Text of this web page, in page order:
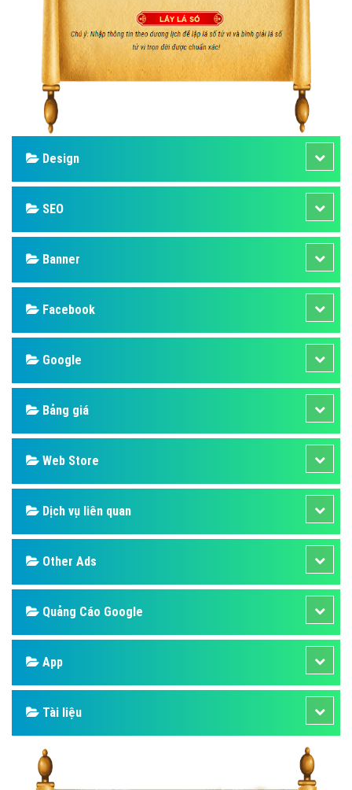
Design
SEO
Banner
Facebook
Google
Bảng giá
Web Store
Dịch vụ liên quan
Other Ads
Quảng Cáo Google
App
Tài liệu